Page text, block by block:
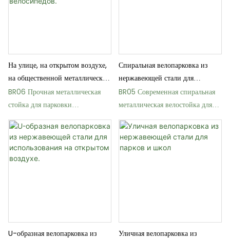
На улице, на открытом воздухе,
на общественной металлической
многоместной парковке для
велосипедов.
BR06 Прочная металлическая
стойка для парковки
велосипедов на открытом
воздухе
Спиральная велопарковка из
нержавеющей стали для
городских улиц
BR05 Современная спиральная
металлическая велостойка для
парков
U-образная велопарковка из
Уличная велопарковка из